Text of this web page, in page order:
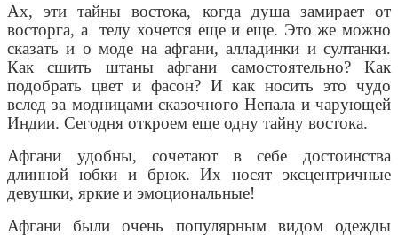
Ах, эти тайны востока, когда душа замирает от
восторга, а
телу хочется еще и еще. Это же можно
сказать и о моде на афгани, алладинки и султанки.
Как сшить штаны афгани самостоятельно? Как
подобрать цвет и фасон? И как носить это чудо
вслед за модницами сказочного Непала и чарующей
Индии. Сегодня откроем еще одну тайну востока.
Афгани удобны, сочетают в себе достоинства
длинной юбки и брюк. Их носят эксцентричные
девушки, яркие и эмоциональные!
Афгани были очень популярным видом одежды